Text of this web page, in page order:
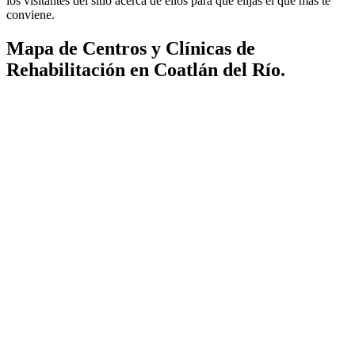
conviene.
Mapa de Centros y Clínicas de
Rehabilitación en Coatlán del Río.